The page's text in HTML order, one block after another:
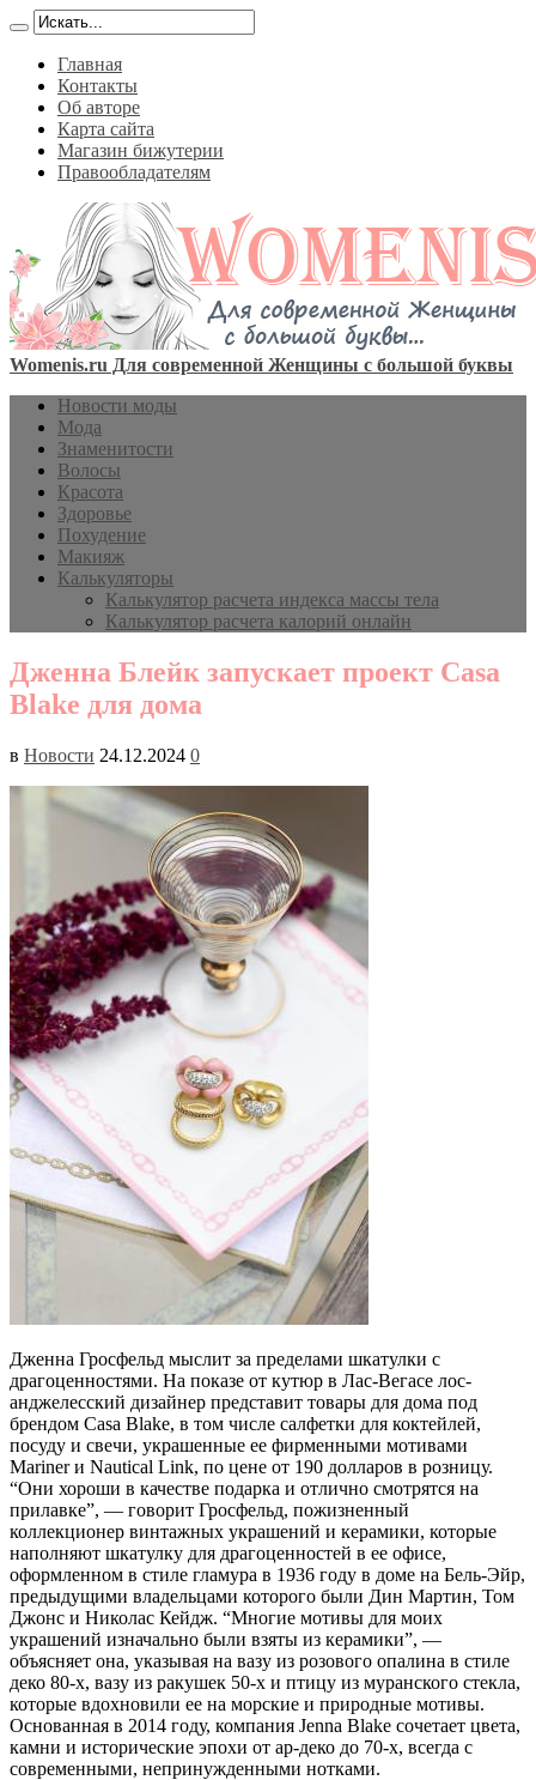
Главная
Контакты
Об авторе
Карта сайта
Магазин бижутерии
Правообладателям
Womenis.ru Для современной Женщины с большой буквы
Новости моды
Мода
Знаменитости
Волосы
Красота
Здоровье
Похудение
Макияж
Калькуляторы
Калькулятор расчета индекса массы тела
Калькулятор расчета калорий онлайн
Дженна Блейк запускает проект Casa
Blake для дома
в Новости 24.12.2024 0
Дженна Гросфельд мыслит за пределами шкатулки с
драгоценностями. На показе от кутюр в Лас-Вегасе лос-
анджелесский дизайнер представит товары для дома под
брендом Casa Blake, в том числе салфетки для коктейлей,
посуду и свечи, украшенные ее фирменными мотивами
Mariner и Nautical Link, по цене от 190 долларов в розницу.
“Они хороши в качестве подарка и отлично смотрятся на
прилавке”, — говорит Гросфельд, пожизненный
коллекционер винтажных украшений и керамики, которые
наполняют шкатулку для драгоценностей в ее офисе,
оформленном в стиле гламура в 1936 году в доме на Бель-Эйр,
предыдущими владельцами которого были Дин Мартин, Том
Джонс и Николас Кейдж. “Многие мотивы для моих
украшений изначально были взяты из керамики”, —
объясняет она, указывая на вазу из розового опалина в стиле
деко 80-х, вазу из ракушек 50-х и птицу из муранского стекла,
которые вдохновили ее на морские и природные мотивы.
Основанная в 2014 году, компания Jenna Blake сочетает цвета,
камни и исторические эпохи от ар-деко до 70-х, всегда с
современными, непринужденными нотками.